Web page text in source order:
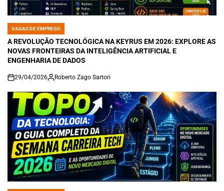
POSTED
IN
VAGAS DE EMPREGO
A REVOLUÇÃO TECNOLÓGICA NA KEYRUS EM 2026: EXPLORE AS
NOVAS FRONTEIRAS DA INTELIGÊNCIA ARTIFICIAL E
ENGENHARIA DE DADOS
on
29/04/2026 Roberto Zago Sartori